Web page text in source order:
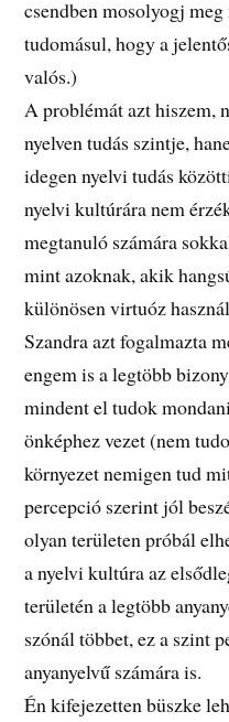
csendben mosolyogj
tudomásul, hogy a
valós.)
A problémát azt hiszem,
nyelven tudás szintje,
idegen nyelvi tudás
nyelvi kultúrára nem
megtanuló számára
mint azoknak, akik
különösen virtuóz
Szandra azt fogalmazta
engem is a legtöbb
mindent el tudok
önképhez vezet (nem
környezet nemigen tud
percepció szerint jól
olyan területen próbál
a nyelvi kultúra az
területén a legtöbb
szónál többet, ez a szint
anyanyelvű számára is.
Én kifejezetten büszke